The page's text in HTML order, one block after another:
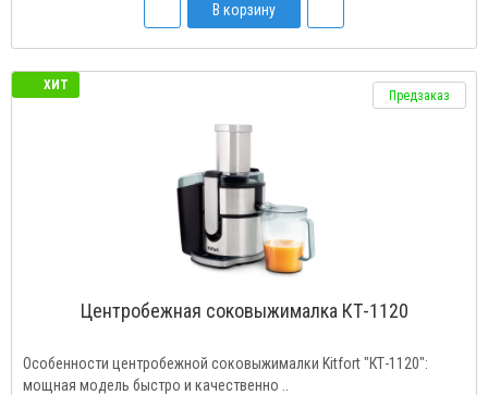
В корзину
ХИТ
Предзаказ
Центробежная соковыжималка КТ-1120
Особенности центробежной соковыжималки Kitfort "КТ-1120":
мощная модель быстро и качественно ..